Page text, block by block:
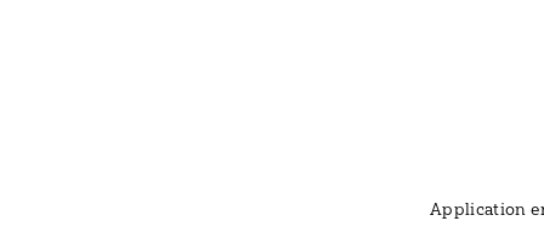
Application